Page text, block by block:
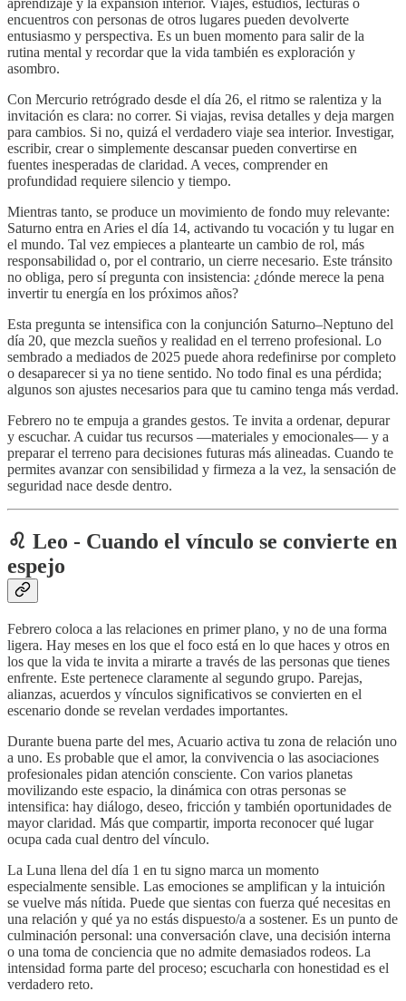
encuentros con personas de otros lugares pueden devolverte
entusiasmo y perspectiva. Es un buen momento para salir de la
rutina mental y recordar que la vida también es exploración y
asombro.
Con Mercurio retrógrado desde el día 26, el ritmo se ralentiza y la
invitación es clara: no correr. Si viajas, revisa detalles y deja margen
para cambios. Si no, quizá el verdadero viaje sea interior. Investigar,
escribir, crear o simplemente descansar pueden convertirse en
fuentes inesperadas de claridad. A veces, comprender en
profundidad requiere silencio y tiempo.
Mientras tanto, se produce un movimiento de fondo muy relevante:
Saturno entra en Aries el día 14, activando tu vocación y tu lugar en
el mundo. Tal vez empieces a plantearte un cambio de rol, más
responsabilidad o, por el contrario, un cierre necesario. Este tránsito
no obliga, pero sí pregunta con insistencia: ¿dónde merece la pena
invertir tu energía en los próximos años?
Esta pregunta se intensifica con la conjunción Saturno–Neptuno del
día 20, que mezcla sueños y realidad en el terreno profesional. Lo
sembrado a mediados de 2025 puede ahora redefinirse por completo
o desaparecer si ya no tiene sentido. No todo final es una pérdida;
algunos son ajustes necesarios para que tu camino tenga más verdad.
Febrero no te empuja a grandes gestos. Te invita a ordenar, depurar
y escuchar. A cuidar tus recursos —materiales y emocionales— y a
preparar el terreno para decisiones futuras más alineadas. Cuando te
permites avanzar con sensibilidad y firmeza a la vez, la sensación de
seguridad nace desde dentro.
♌️ Leo - Cuando el vínculo se convierte en
espejo
Febrero coloca a las relaciones en primer plano, y no de una forma
ligera. Hay meses en los que el foco está en lo que haces y otros en
los que la vida te invita a mirarte a través de las personas que tienes
enfrente. Este pertenece claramente al segundo grupo. Parejas,
alianzas, acuerdos y vínculos significativos se convierten en el
escenario donde se revelan verdades importantes.
Durante buena parte del mes, Acuario activa tu zona de relación uno
a uno. Es probable que el amor, la convivencia o las asociaciones
profesionales pidan atención consciente. Con varios planetas
movilizando este espacio, la dinámica con otras personas se
intensifica: hay diálogo, deseo, fricción y también oportunidades de
mayor claridad. Más que compartir, importa reconocer qué lugar
ocupa cada cual dentro del vínculo.
La Luna llena del día 1 en tu signo marca un momento
especialmente sensible. Las emociones se amplifican y la intuición
se vuelve más nítida. Puede que sientas con fuerza qué necesitas en
una relación y qué ya no estás dispuesto/a a sostener. Es un punto de
culminación personal: una conversación clave, una decisión interna
o una toma de conciencia que no admite demasiados rodeos. La
intensidad forma parte del proceso; escucharla con honestidad es el
verdadero reto.